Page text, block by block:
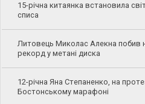
15-річна китаянка встановила
списа
Литовець Миколас Алекна побив
рекорд у метані диска
12-річна Яна Степаненко, на
Бостонському марафоні